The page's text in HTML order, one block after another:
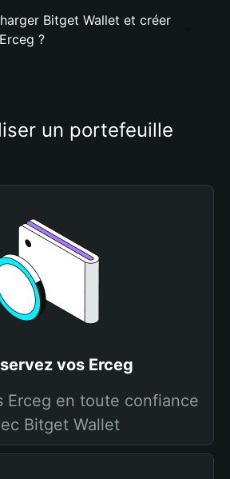
Bitget Wallet et créer
?
un portefeuille
vos Erceg
Erceg en toute confiance
Bitget Wallet